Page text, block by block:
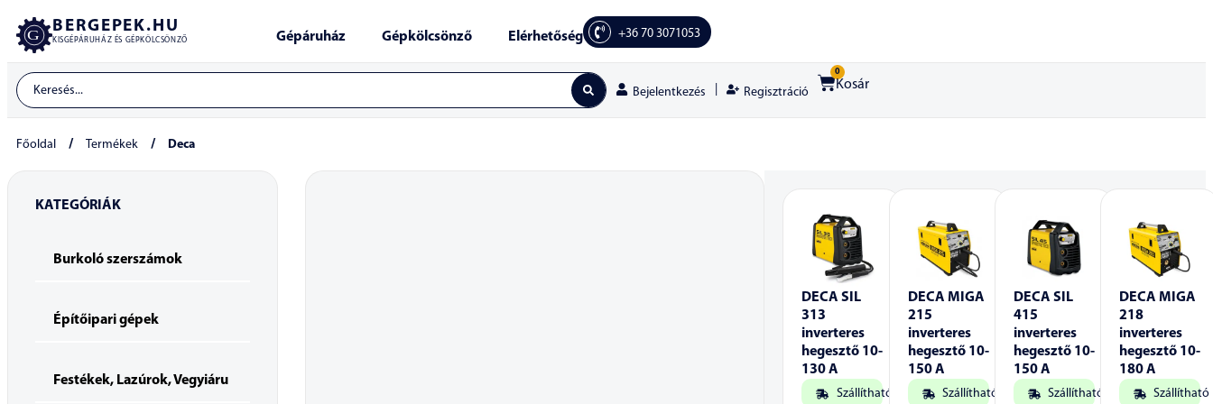
BERGEPEK.HU
KISGÉPÁRUHÁZ ÉS GÉPKÖLCSÖNZŐ Gépáruház Gépkölcsönző Elérhetőség +36 70 3071053
Bejelentkezés Regisztráció
0
Kosár
Főoldal / Termékek / Deca
KATEGÓRIÁK
Burkoló szerszámok
Építőipari gépek
Festékek, Lazúrok, Vegyiáru
DECA SIL
313
inverteres
hegesztő 10-
130 A
Szállítható
DECA MIGA
215
inverteres
hegesztő 10-
150 A
Szállítható
DECA SIL
415
inverteres
hegesztő 10-
150 A
Szállítható
DECA MIGA
218
inverteres
hegesztő 10-
180 A
Szállítható